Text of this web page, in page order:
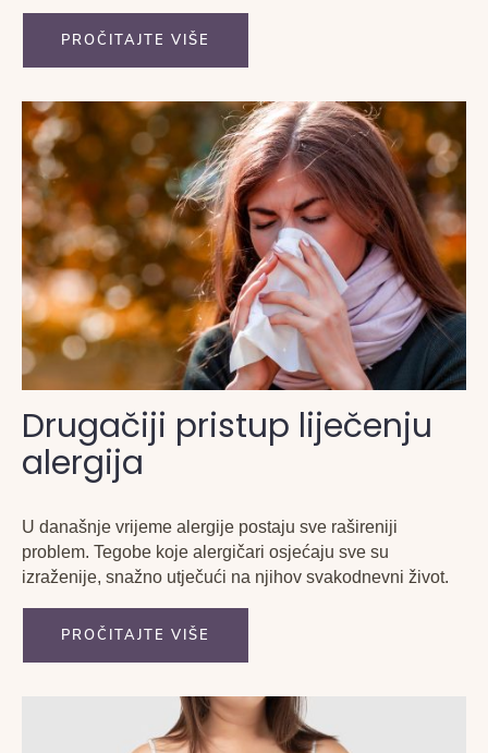
PROČITAJTE VIŠE
Drugačiji pristup liječenju
alergija
U današnje vrijeme alergije postaju sve rašireniji
problem. Tegobe koje alergičari osjećaju sve su
izraženije, snažno utječući na njihov svakodnevni život.
PROČITAJTE VIŠE